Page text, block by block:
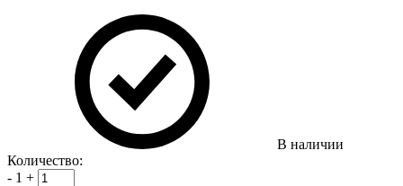
В наличии
Количество:
- 1 +